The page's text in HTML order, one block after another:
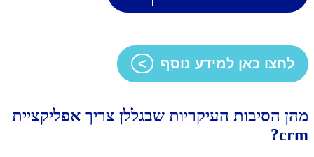
לחצו כאן למידע נוסף
מהן הסיבות העיקריות שבגללן צריך אפליקציית
crm?